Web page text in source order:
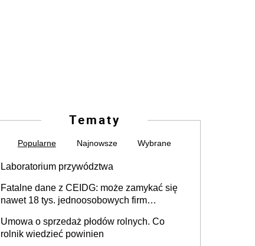
Tematy
Popularne Najnowsze Wybrane
Laboratorium przywództwa
Fatalne dane z CEIDG: może zamykać się
nawet 18 tys. jednoosobowych firm
Umowa o sprzedaż płodów rolnych. Co
rolnik wiedzieć powinien